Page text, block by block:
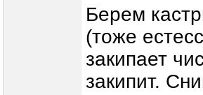
Берем
(тоже
закипает
закипит.